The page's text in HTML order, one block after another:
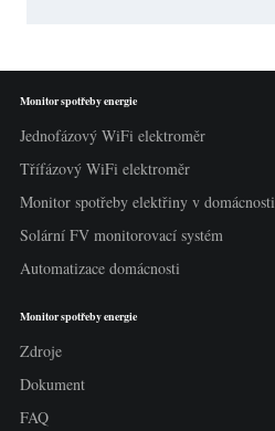
Monitor spotřeby energie
Jednofázový WiFi elektroměr
Třífázový WiFi elektroměr
Monitor spotřeby elektřiny v domácnosti
Solární FV monitorovací systém
Automatizace domácnosti
Monitor spotřeby energie
Zdroje
Dokument
FAQ